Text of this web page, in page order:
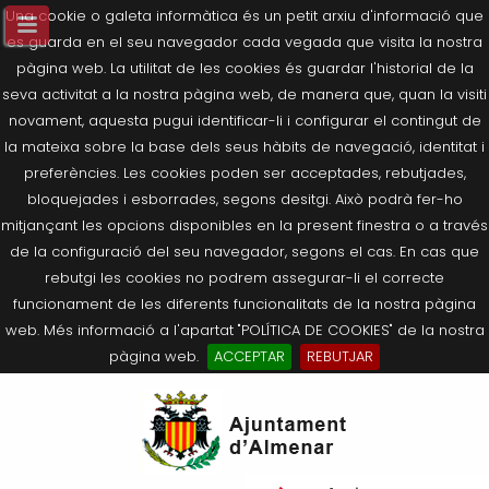
Una cookie o galeta informàtica és un petit arxiu d'informació que
es guarda en el seu navegador cada vegada que visita la nostra
pàgina web. La utilitat de les cookies és guardar l'historial de la
seva activitat a la nostra pàgina web, de manera que, quan la visiti
novament, aquesta pugui identificar-li i configurar el contingut de
la mateixa sobre la base dels seus hàbits de navegació, identitat i
preferències. Les cookies poden ser acceptades, rebutjades,
bloquejades i esborrades, segons desitgi. Això podrà fer-ho
mitjançant les opcions disponibles en la present finestra o a través
de la configuració del seu navegador, segons el cas. En cas que
rebutgi les cookies no podrem assegurar-li el correcte
funcionament de les diferents funcionalitats de la nostra pàgina
web. Més informació a l'apartat "POLÍTICA DE COOKIES" de la nostra
pàgina web.
ACCEPTAR
REBUTJAR
Salutació de l’Alcaldessa
Composició Consistori
Agricultura, Ramaderia i Medi
Què és la Seu Electrònica?
Últimes publicacions